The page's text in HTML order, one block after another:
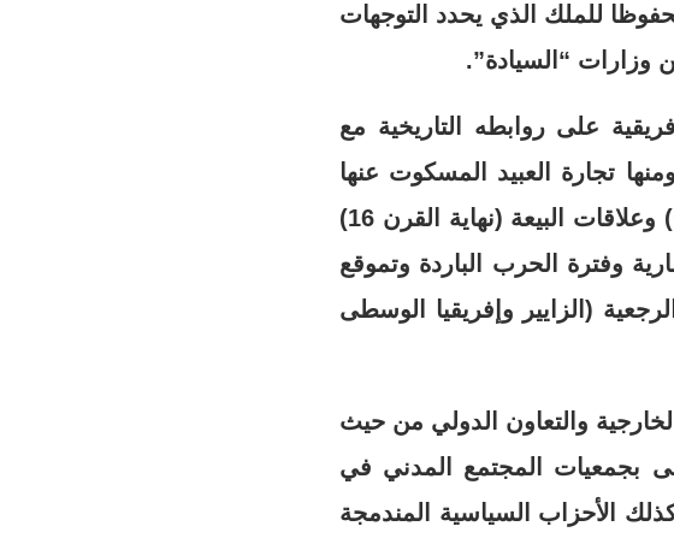
للملك الذي يحدد التوجهات
وزارات “السيادة”.
على روابطه التاريخية مع
القارة: التجارة عبر الصحراء ما بين القرنين 13 و16 (ومنها تجارة العبيد المسكوت عنها
وهو ما يستوجب قيام المغرب بتقديم نقد ذاتي واعتذار واضح) وعلاقات البيعة (نهاية القرن 16)
الفترة الاستعمارية وفترة الحرب الباردة وتموقع
(الزايير وإفريقيا الوسطى
والتعاون الدولي من حيث
بجمعيات المجتمع المدني في
الأحزاب السياسية المندمجة